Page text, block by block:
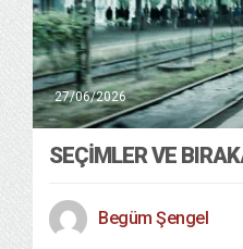
27/06/2026
SEÇIMLER VE
Begüm Şengel